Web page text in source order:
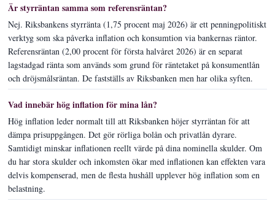
Är styrräntan samma som referensräntan?
Nej. Riksbankens styrränta (1,75 procent maj 2026) är ett penningpolitiskt
verktyg som ska påverka inflation och konsumtion via bankernas räntor.
Referensräntan (2,00 procent för första halvåret 2026) är en separat
lagstadgad ränta som används som grund för räntetaket på konsumentlån
och dröjsmålsräntan. De fastställs av Riksbanken men har olika syften.
Vad innebär hög inflation för mina lån?
Hög inflation leder normalt till att Riksbanken höjer styrräntan för att
dämpa prisuppgången. Det gör rörliga bolån och privatlån dyrare.
Samtidigt minskar inflationen reellt värde på dina nominella skulder. Om
du har stora skulder och inkomsten ökar med inflationen kan effekten vara
delvis kompenserad, men de flesta hushåll upplever hög inflation som en
belastning.